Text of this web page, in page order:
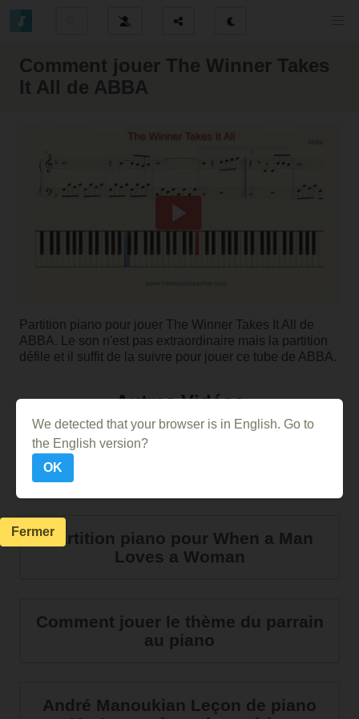
Comment jouer The Winner Takes
It All de ABBA
Partition piano pour jouer The Winner Takes It All de
ABBA. Le son n'est pas extraordinaire mais la partition
défile et il suffit de la suivre pour jouer ce tube de ABBA.
Autres Vidéos
Comment jouer She's the One de
Partition piano pour When a Man
Loves a Woman
Comment jouer le thème du parrain
au piano
André Manoukian Leçon de piano
We detected that your browser is in English. Go to
the English version?
OK
Fermer